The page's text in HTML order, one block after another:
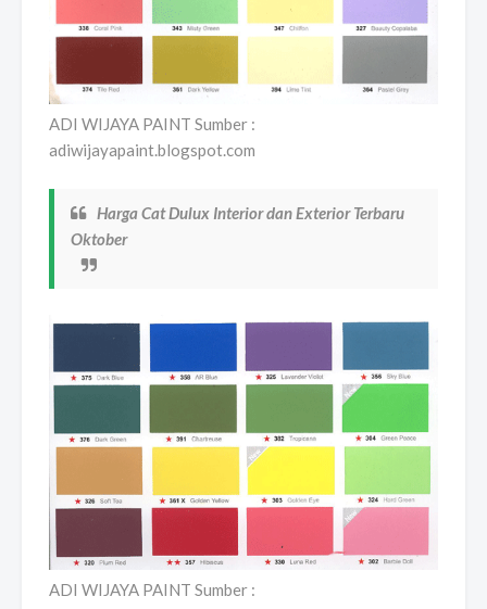
ADI WIJAYA PAINT Sumber :
adiwijayapaint.blogspot.com
Harga Cat Dulux Interior dan Exterior Terbaru
Oktober
ADI WIJAYA PAINT Sumber :